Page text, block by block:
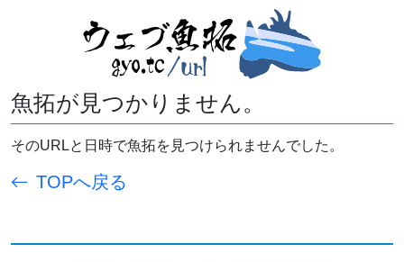
魚拓が見つかりません。
そのURLと日時で魚拓を見つけられませんでした。
TOPへ戻る